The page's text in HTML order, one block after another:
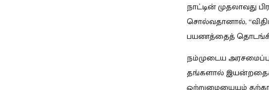
நாட்டின் முதலாவது
சொல்வதானால்,
பயணத்தைத்
நம்முடைய
தங்களால்